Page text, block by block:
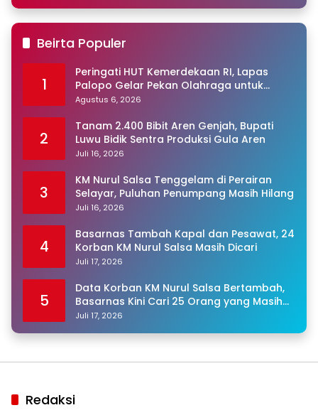
Beirta Populer
1
Peringati HUT Kemerdekaan RI, Lapas
Palopo Gelar Pekan Olahraga untuk
Warga Binaan
Agustus 6, 2026
2
Tanam 2.400 Bibit Aren Genjah, Bupati
Luwu Bidik Sentra Produksi Gula Aren
Juli 16, 2026
3
KM Nurul Salsa Tenggelam di Perairan
Selayar, Puluhan Penumpang Masih Hilang
Juli 16, 2026
4
Basarnas Tambah Kapal dan Pesawat, 24
Korban KM Nurul Salsa Masih Dicari
Juli 17, 2026
5
Data Korban KM Nurul Salsa Bertambah,
Basarnas Kini Cari 25 Orang yang Masih
Hilang
Juli 17, 2026
Redaksi